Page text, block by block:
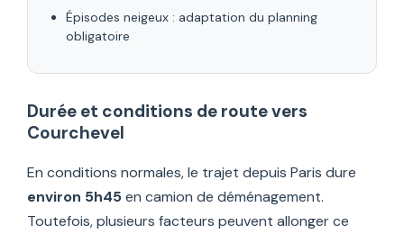
Épisodes neigeux : adaptation du planning
obligatoire
Durée et conditions de route vers
Courchevel
En conditions normales, le trajet depuis Paris dure
environ 5h45en camion de déménagement.
Toutefois, plusieurs facteurs peuvent allonger ce